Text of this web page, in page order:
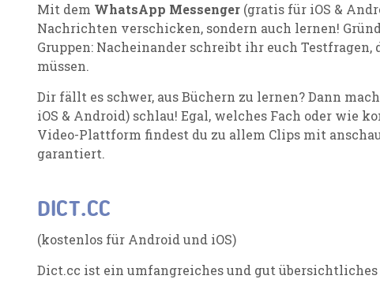
Mit dem WhatsApp Messenger (gratis für iOS &
Nachrichten verschicken, sondern auch lernen!
Gruppen: Nacheinander schreibt ihr euch
müssen.
Dir fällt es schwer, aus Büchern zu lernen? Dann
iOS & Android) schlau! Egal, welches Fach oder wie
Video-Plattform findest du zu allem Clips mit
garantiert.
DICT.CC
(kostenlos für Android und iOS)
Dict.cc ist ein umfangreiches und gut übersichtliches